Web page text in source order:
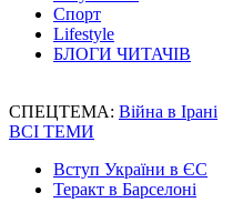
Спорт
Lifestyle
БЛОГИ ЧИТАЧІВ
СПЕЦТЕМА: Війна в Ірані
ВСІ ТЕМИ
Вступ України в ЄС
Теракт в Барселоні